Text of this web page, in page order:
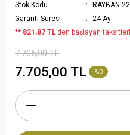
Stok Kodu
RAYBAN
Garanti Süresi
24 Ay
** 821,87 TL’den başlayan
7.705,00 TL
7.705,00 TL %0